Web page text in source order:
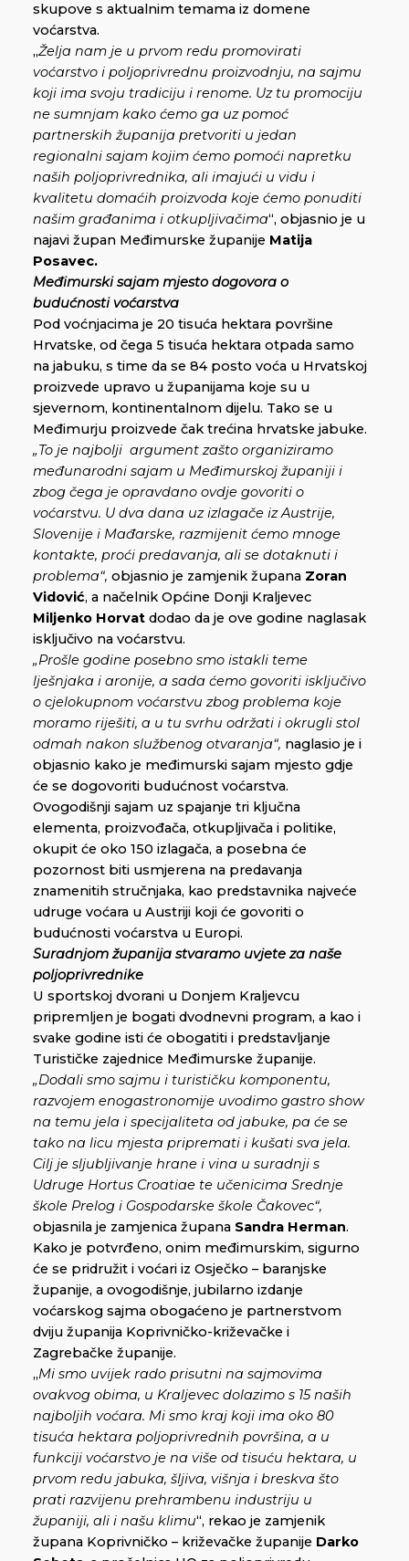
skupove s aktualnim temama iz domene
voćarstva.
„Želja nam je u prvom redu promovirati
voćarstvo i poljoprivrednu proizvodnju, na sajmu
koji ima svoju tradiciju i renome. Uz tu promociju
ne sumnjam kako ćemo ga uz pomoć
partnerskih županija pretvoriti u jedan
regionalni sajam kojim ćemo pomoći napretku
naših poljoprivrednika, ali imajući u vidu i
kvalitetu domaćih proizvoda koje ćemo ponuditi
našim građanima i otkupljivačima“, objasnio je u
najavi župan Međimurske županije Matija
Posavec.
Međimurski sajam mjesto dogovora o
budućnosti voćarstva
Pod voćnjacima je 20 tisuća hektara površine
Hrvatske, od čega 5 tisuća hektara otpada samo
na jabuku, s time da se 84 posto voća u Hrvatskoj
proizvede upravo u županijama koje su u
sjevernom, kontinentalnom dijelu. Tako se u
Međimurju proizvede čak trećina hrvatske jabuke.
„To je najbolji argument zašto organiziramo
međunarodni sajam u Međimurskoj županiji i
zbog čega je opravdano ovdje govoriti o
voćarstvu. U dva dana uz izlagače iz Austrije,
Slovenije i Mađarske, razmijenit ćemo mnoge
kontakte, proći predavanja, ali se dotaknuti i
problema“, objasnio je zamjenik župana Zoran
Vidović, a načelnik Općine Donji Kraljevec
Miljenko Horvat dodao da je ove godine naglasak
isključivo na voćarstvu­.
„Prošle godine posebno smo istakli teme
lješnjaka i aronije, a sada ćemo govoriti isključivo
o cjelokupnom voćarstvu zbog problema koje
moramo riješiti, a u tu svrhu održati i okrugli stol
odmah nakon službenog otvaranja“, naglasio je i
objasnio kako je međimurski sajam mjesto gdje
će se dogovoriti budućnost voćarstva.
Ovogodišnji sajam uz spajanje tri ključna
elementa, proizvođača, otkupljivača i politike,
okupit će oko 150 izlagača, a posebna će
pozornost biti usmjerena na predavanja
znamenitih stručnjaka, kao predstavnika najveće
udruge voćara u Austriji koji će govoriti o
budućnosti voćarstva u Europi.
Suradnjom županija stvaramo uvjete za naše
poljoprivrednike
U sportskoj dvorani u Donjem Kraljevcu
pripremljen je bogati dvodnevni program, a kao i
svake godine isti će obogatiti i predstavljanje
Turističke zajednice Međimurske županije.
„Dodali smo sajmu i turističku komponentu,
razvojem enogastronomije uvodimo gastro show
na temu jela i specijaliteta od jabuke, pa će se
tako na licu mjesta pripremati i kušati sva jela.
Cilj je sljubljivanje hrane i vina u suradnji s
Udruge Hortus Croatiae te učenicima Srednje
škole Prelog i Gospodarske škole Čakovec“,
objasnila je zamjenica župana Sandra Herman.
Kako je potvrđeno, onim međimurskim, sigurno
će se pridružit i voćari iz Osječko – baranjske
županije, a ovogodišnje, jubilarno izdanje
voćarskog sajma obogaćeno je partnerstvom
dviju županija Koprivničko-križevačke i
Zagrebačke županije.
„Mi smo uvijek rado prisutni na sajmovima
ovakvog obima, u Kraljevec dolazimo s 15 naših
najboljih voćara. Mi smo kraj koji ima oko 80
tisuća hektara poljoprivrednih površina, a u
funkciji voćarstvo je na više od tisuću hektara, u
prvom redu jabuka, šljiva, višnja i breskva što
prati razvijenu prehrambenu industriju u
županiji, ali i našu klimu“, rekao je zamjenik
župana Koprivničko – križevačke županije Darko